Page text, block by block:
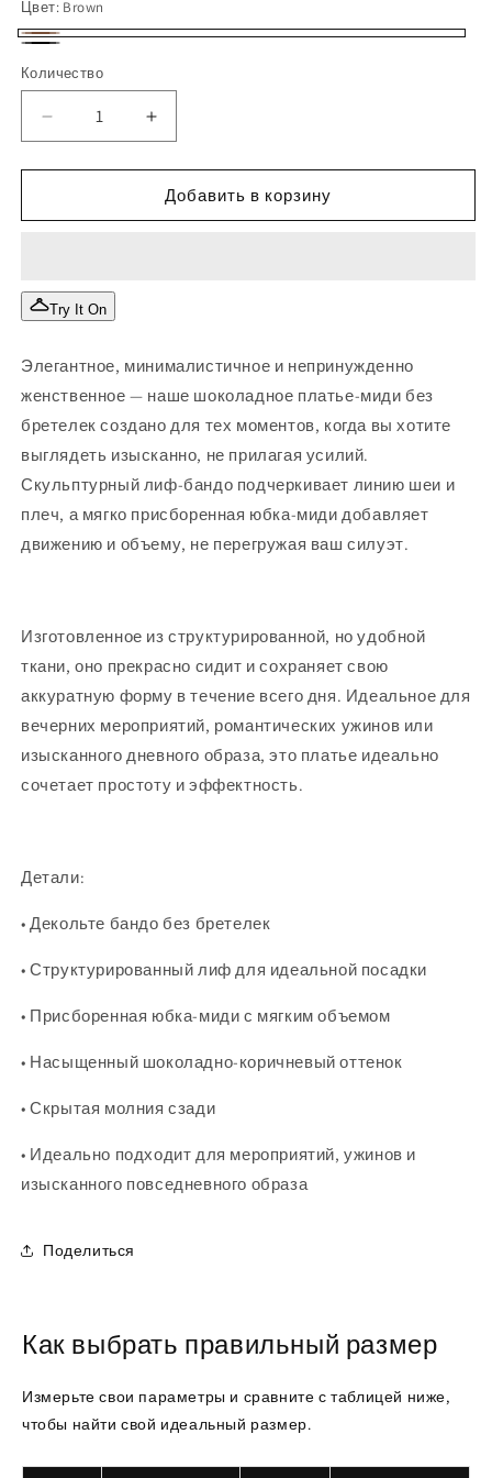
Цвет: Brown
Brown
Количество
Количество
Уменьшить
количество
Шоколадное
миди
Увеличить
количество
Шоколадное
платье-
миди
Добавить в корзину
Try It On
Элегантное, минималистичное и непринужденно
женственное — наше шоколадное платье-миди без
бретелек создано для тех моментов, когда вы хотите
выглядеть изысканно, не прилагая усилий.
Скульптурный лиф-бандо подчеркивает линию шеи и
плеч, а мягко присборенная юбка-миди добавляет
движению и объему, не перегружая ваш силуэт.
Изготовленное из структурированной, но удобной
ткани, оно прекрасно сидит и сохраняет свою
аккуратную форму в течение всего дня. Идеальное для
вечерних мероприятий, романтических ужинов или
изысканного дневного образа, это платье идеально
сочетает простоту и эффектность.
Детали:
• Декольте бандо без бретелек
• Структурированный лиф для идеальной посадки
• Присборенная юбка-миди с мягким объемом
• Насыщенный шоколадно-коричневый оттенок
• Скрытая молния сзади
• Идеально подходит для мероприятий, ужинов и
изысканного повседневного образа
Поделиться
Как выбрать правильный размер
Измерьте свои параметры и сравните с таблицей ниже,
чтобы найти свой идеальный размер.